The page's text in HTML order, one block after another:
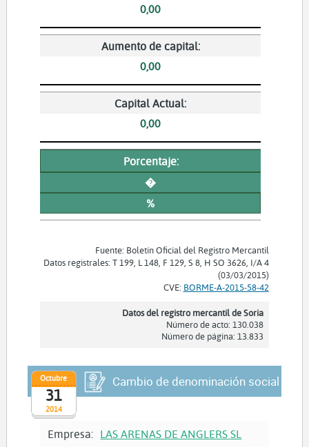
0,00
Aumento de capital:
0,00
Capital Actual:
0,00
Porcentaje:
�
%
Fuente: Boletín Oficial del Registro Mercantil
Datos registrales: T 199, L 148, F 129, S 8, H SO 3626, I/A 4
(03/03/2015)
CVE: BORME-A-2015-58-42
Datos del registro mercantil de Soria
Número de acto: 130.038
Número de página: 13.833
2014
Octubre
31
Cambio de denominación social
Empresa: LAS ARENAS DE ANGLERS SL